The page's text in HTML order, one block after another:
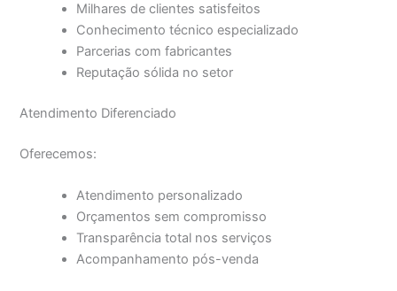
Milhares de clientes satisfeitos
Conhecimento técnico especializado
Parcerias com fabricantes
Reputação sólida no setor
Atendimento Diferenciado
Oferecemos:
Atendimento personalizado
Orçamentos sem compromisso
Transparência total nos serviços
Acompanhamento pós-venda